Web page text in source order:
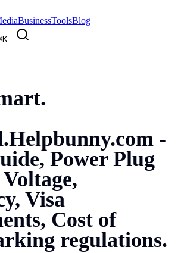
BusinessToolsBlog
K
Helpbunny.com -
Power Plug
Visa
Cost of
regulations.